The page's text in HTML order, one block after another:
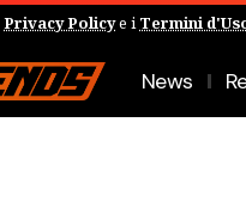
Privacy Policye i Termini
News